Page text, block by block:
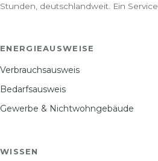
Stunden, deutschlandweit. Ein
ENERGIEAUSWEISE
Verbrauchsausweis
Bedarfsausweis
Gewerbe & Nichtwohngebäude
WISSEN